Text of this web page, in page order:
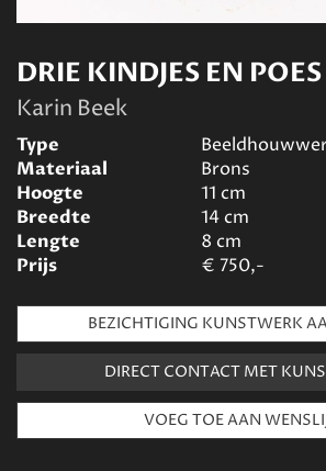
DRIE KINDJES EN POES
Karin Beek
Type
Materiaal
Brons
Hoogte
11 cm
Breedte
14cm
Lengte
8 cm
Prijs
€ 750,-
BEZICHTIGING KUNSTWERK
DIRECT CONTACT MET